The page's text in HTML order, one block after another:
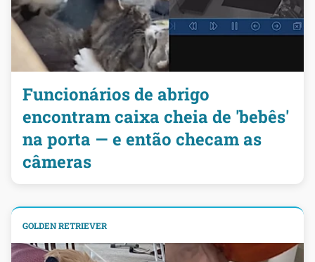
Funcionários de abrigo
encontram caixa cheia de 'bebês'
na porta — e então checam as
câmeras
GOLDEN RETRIEVER